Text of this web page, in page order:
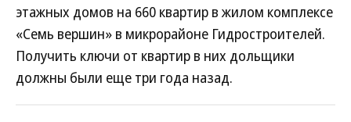
этажных домов на 660 квартир в жилом комплексе
«Семь вершин» в микрорайоне Гидростроителей.
Получить ключи от квартир в них дольщики
должны были еще три года назад.